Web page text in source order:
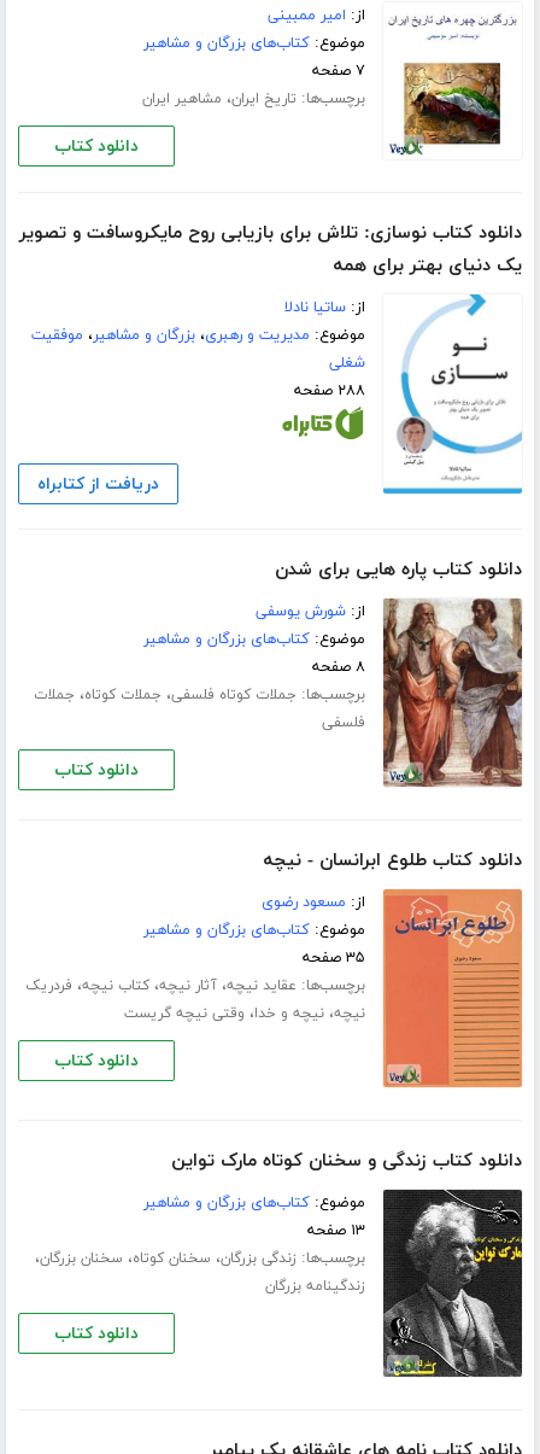
از: امیر ممبینی
موضوع:کتاب‌های بزرگان و مشاهیر
۷ صفحه
برچسب‌ها: تاریخ ایران، مشاهیر ایران
دانلود کتاب
دانلود کتاب نوسازی: تلاش برای بازیابی روح مایکروسافت و تصویر
یک دنیای بهتر برای همه
از:ساتیا نادلا
موضوع: مدیریت و رهبری،بزرگان و مشاهیر، موفقیت
شغلی
۲۸۸ صفحه
دریافت از کتابراه
دانلود کتاب پاره هایی برای شدن
از:شورش یوسفی
موضوع:کتاب‌های بزرگان و مشاهیر
۸ صفحه
برچسب‌ها: جملات کوتاه فلسفی، جملات کوتاه، جملات
فلسفی
دانلود کتاب
دانلود کتاب طلوع ابرانسان - نیچه
از: مسعود رضوی
موضوع:کتاب‌های بزرگان و مشاهیر
۳۵ صفحه
برچسب‌ها: عقاید نیچه،آثار نیچه،کتاب نیچه، فردریک
نیچه،نیچه و خدا، وقتی نیچه گریست
دانلود کتاب
دانلود کتاب زندگی و سخنان کوتاه مارک تواین
موضوع:کتاب‌های بزرگان و مشاهیر
۱۳ صفحه
برچسب‌ها: زندگی بزرگان، سخنان کوتاه، سخنان بزرگان،
زندگینامه بزرگان
دانلود کتاب